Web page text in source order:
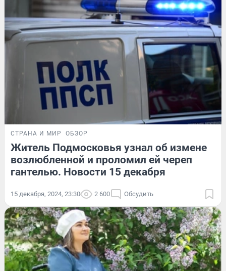
СТРАНА И МИР ОБЗОР
Житель Подмосковья узнал об измене
возлюбленной и проломил ей череп
гантелью. Новости 15 декабря
15 декабря, 2024, 23:30 2 600 Обсудить